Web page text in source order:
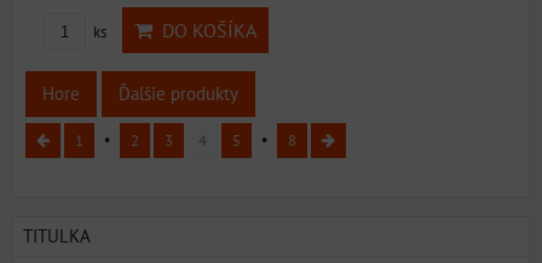
ks DO KOŠÍKA
Hore Ďalšie produkty
1 2 3 4 5 8
TITULKA